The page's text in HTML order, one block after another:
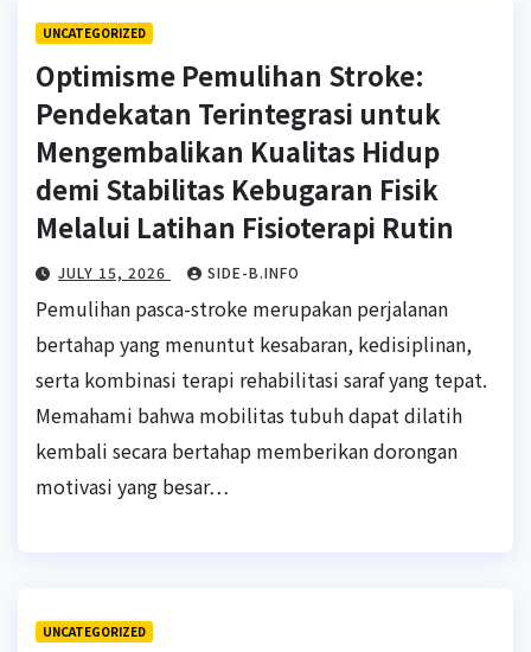
UNCATEGORIZED
Optimisme Pemulihan Stroke:
Pendekatan Terintegrasi untuk
Mengembalikan Kualitas Hidup
demi Stabilitas Kebugaran Fisik
Melalui Latihan Fisioterapi Rutin
JULY 15, 2026 SIDE-B.INFO
Pemulihan pasca-stroke merupakan perjalanan
bertahap yang menuntut kesabaran, kedisiplinan,
serta kombinasi terapi rehabilitasi saraf yang tepat.
Memahami bahwa mobilitas tubuh dapat dilatih
kembali secara bertahap memberikan dorongan
motivasi yang besar…
UNCATEGORIZED